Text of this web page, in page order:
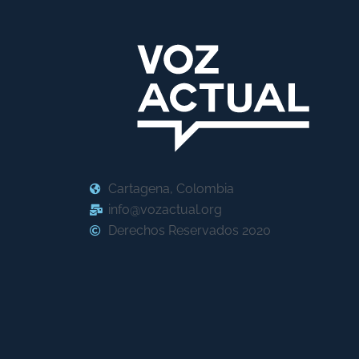
Cartagena, Colombia
info@vozactual.org
Derechos Reservados 2020